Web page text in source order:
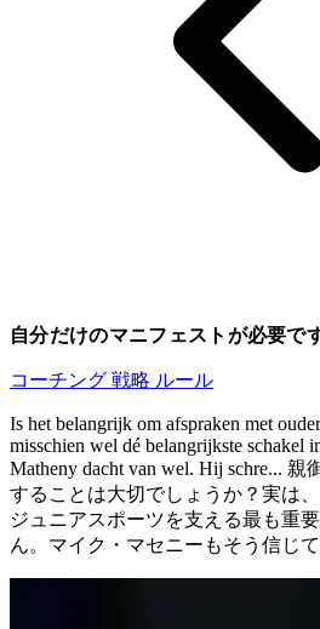
自分だけのマニフェストが必要で
コーチング 戦略 ルール
Is het belangrijk om afspraken met
misschien wel dé belangrijkste schakel
Matheny dacht van wel. Hij schre...
することは大切でしょうか？実は
ジュニアスポーツを支える最も重
ん。マイク・マセニーもそう信じ